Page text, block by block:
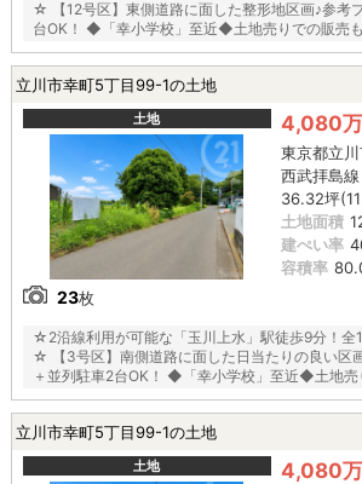
☆ 【12号区】東側道路に面した整形地区画♪参考
台OK！ ◆「幸小学校」至近◆土地売りでの販売
立川市幸町5丁目99-1の土地
土地
23枚
4,080
東京都立
西武拝島
36.32坪
土地面積
建ぺい率
容積率
☆2沿線利用が可能な「玉川上水」駅徒歩9分！全
☆ 【3号区】南側道路に面した日当たりの良い区
＋並列駐車2台OK！ ◆「幸小学校」至近◆土地売
◆都市ガス◆
立川市幸町5丁目99-1の土地
土地 4,080